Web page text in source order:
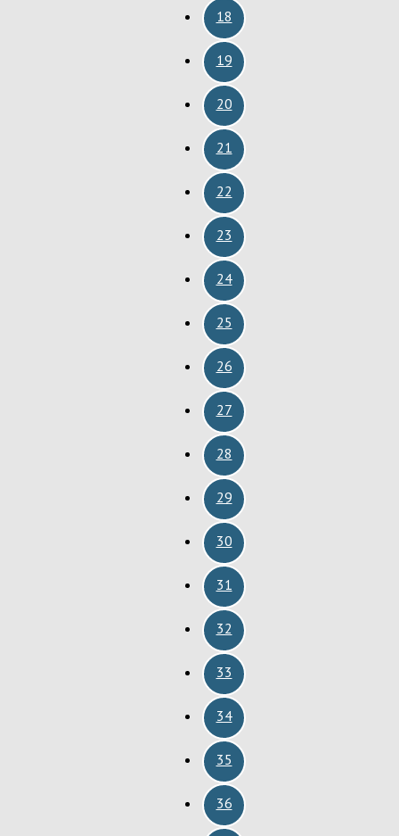
18
19
20
21
22
23
24
25
26
27
28
29
30
31
32
33
34
35
36